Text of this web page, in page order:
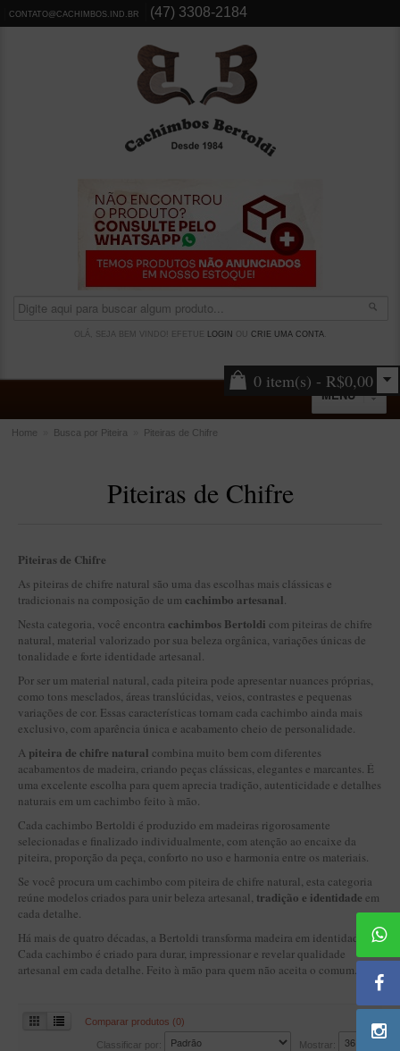
CONTATO@CACHIMBOS.IND.BR (47) 3308-2184
OLÁ, SEJA BEM VINDO! EFETUE LOGIN CRIE UMA CONTA.
0 item(s) - R$0,00
MENU
Dichavadores
Suportes Bertoldi para Cachimbos
Piteiras para Cigarro
Limpadores para Cachimbo
Bolsas para Cachimbo
Cinzeiros
Cortadores de Charuto
Fluidos
BLENDS
Blend Kumbaya
Blends Para Cachimbo
Blends Para Enrolar
D'ora
Geróss
Home Busca por Piteira Piteiras de Chifre
Piteiras de Chifre
Piteiras de Chifre
As piteiras de chifre natural são uma das escolhas mais clássicas e
tradicionais na composição de um cachimbo artesanal.
Nesta categoria, você encontra cachimbos Bertoldi com piteiras de chifre
natural, material valorizado por sua beleza orgânica, variações únicas de
tonalidade e forte identidade artesanal.
Por ser um material natural, cada piteira pode apresentar nuances próprias,
como tons mesclados, áreas translúcidas, veios, contrastes e pequenas
variações de cor. Essas características tornam cada cachimbo ainda mais
exclusivo, com aparência única e acabamento cheio de personalidade.
A piteira de chifre natural combina muito bem com diferentes
acabamentos de madeira, criando peças clássicas, elegantes e marcantes. É
uma excelente escolha para quem aprecia tradição, autenticidade e detalhes
naturais em um cachimbo feito à mão.
Cada cachimbo Bertoldi é produzido em madeiras rigorosamente
selecionadas e finalizado individualmente, com atenção ao encaixe da
piteira, proporção da peça, conforto no uso e harmonia entre os materiais.
Se você procura um cachimbo com piteira de chifre natural, esta categoria
reúne modelos criados para unir beleza artesanal, tradição e identidade em
cada detalhe.
Há mais de quatro décadas, a Bertoldi transforma madeira em identidade.
Cada cachimbo é criado para durar, impressionar e revelar qualidade
artesanal em cada detalhe. Feito à mão para quem não aceita o comum.
Comparar produtos (0)
Classificar por: Mostrar: